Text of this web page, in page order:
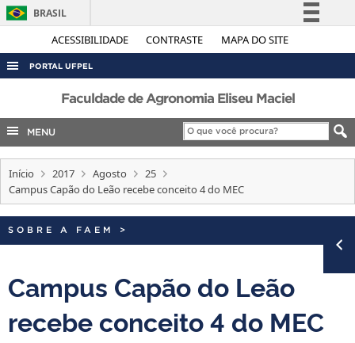
ACESSIBILIDADE CONTRASTE MAPA DO SITE
BRASIL
Simplifique!
Legislação
Canais
PORTAL UFPEL
ACESSO À INFORMAÇÃO
AUDITORIA
COBALTO
CONCURSOS
INTERNACIONAL
Faculdade de Agronomia Eliseu Maciel
MENU
Início 2017 Agosto
25
Campus Capão do Leão recebe conceito 4 do MEC
SOBRE A FAEM >
Campus Capão do Leão
recebe conceito 4 do MEC